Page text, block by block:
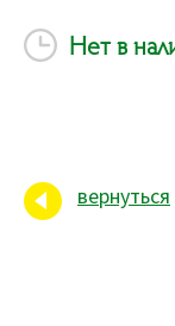
Нет в
вернуться